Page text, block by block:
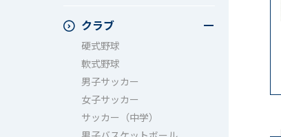
成立祭（文化祭）
行事（その他）
夏フェス
クラブ
硬式野球
軟式野球
男子サッカー
女子サッカー
サッカー（中学）